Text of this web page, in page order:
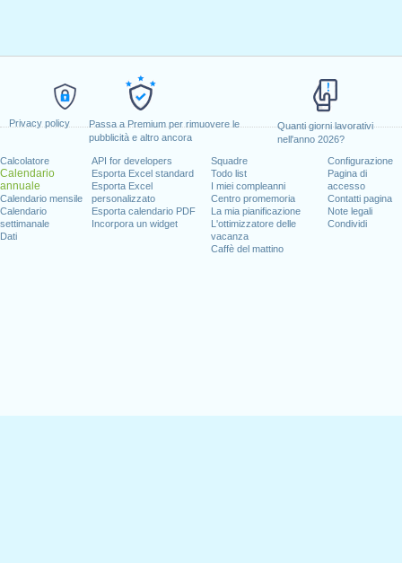
Privacy policy
Passa a Premium per rimuovere le
pubblicità e altro ancora
Quanti giorni lavorativi
nell'anno 2026?
Calcolatore
Calendario
annuale
Calendario mensile
Calendario
settimanale
Dati
API for developers
Esporta Excel standard
Esporta Excel
personalizzato
Esporta calendario PDF
Incorpora un widget
Squadre
Todo list
I miei compleanni
Centro promemoria
La mia pianificazione
L'ottimizzatore delle
vacanza
Caffè del mattino
Configurazione
Pagina di
accesso
Contatti pagina
Note legali
Condividi